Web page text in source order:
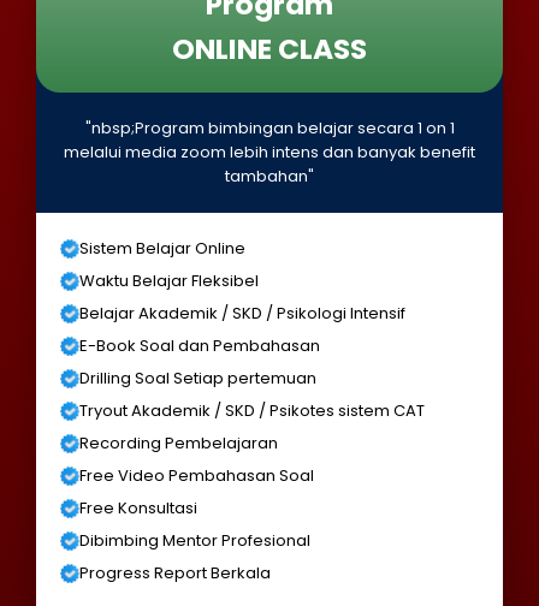
ONLINE CLASS
"nbsp;Program bimbingan belajar secara 1 on 1
melalui media zoom lebih intens dan banyak benefit
tambahan"
Sistem Belajar Online
Waktu Belajar Fleksibel
Belajar Akademik / SKD / Psikologi Intensif
E-Book Soal dan Pembahasan
Drilling Soal Setiap pertemuan
Tryout Akademik / SKD / Psikotes sistem CAT
Recording Pembelajaran
Free Video Pembahasan Soal
Free Konsultasi
Dibimbing Mentor Profesional
Progress Report Berkala